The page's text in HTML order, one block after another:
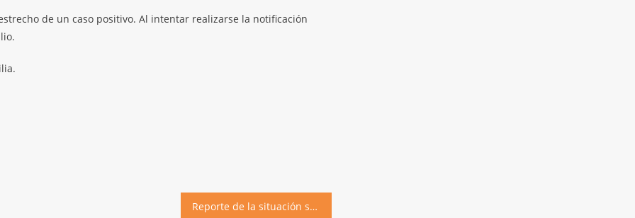
de un caso positivo. Al intentar realizarse la notificación
Reporte de la situación sanitaria al 23 de septiembre de 2020